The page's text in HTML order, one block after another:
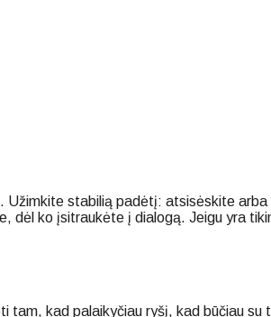
Užimkite stabilią padėtį: atsisėskite
ko įsitraukėte į dialogą. Jeigu yra
kad palaikyčiau ryšį, kad būčiau